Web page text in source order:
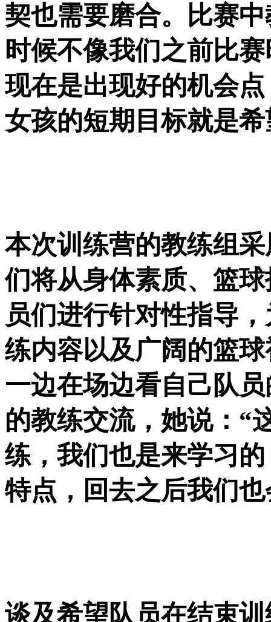
契也需要磨合。比赛
时候不像我们之前比
现在是出现好的机会
女孩的短期目标就是
本次训练营的教练组
们将从身体素质、篮
员们进行针对性指导
练内容以及广阔的篮
一边在场边看自己队
的教练交流，她说：“
练，我们也是来学习
特点，回去之后我们
谈及希望队员在结束